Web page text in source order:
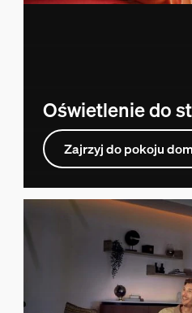
Oświetlenie do
Zajrzyj do pokoju